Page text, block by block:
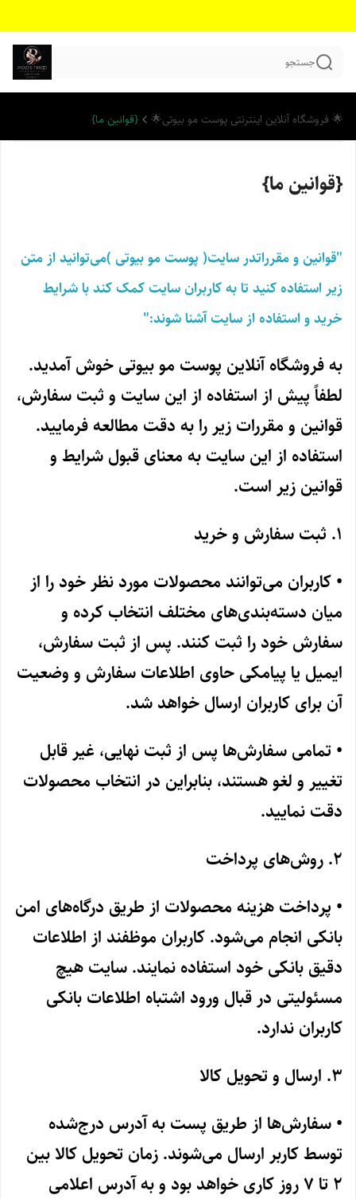
جستجو
🌟 فروشگاه آنلاین اینترنتی پوست مو بیوتی🌟 {قوانین ما}
{قوانین ما}
"قوانین و مقرراتدر سایت( پوست مو بیوتی )می‌توانید از متن
زیر استفاده کنید تا به کاربران سایت کمک کند با شرایط
خرید و استفاده از سایت آشنا شوند:"
به فروشگاه آنلاین پوست مو بیوتی خوش آمدید.
لطفاً پیش از استفاده از این سایت و ثبت سفارش،
قوانین و مقررات زیر را به دقت مطالعه فرمایید.
استفاده از این سایت به معنای قبول شرایط و
قوانین زیر است.
1. ثبت سفارش و خرید
• کاربران می‌توانند محصولات مورد نظر خود را از
میان دسته‌بندی‌های مختلف انتخاب کرده و
سفارش خود را ثبت کنند. پس از ثبت سفارش،
ایمیل یا پیامکی حاوی اطلاعات سفارش و وضعیت
آن برای کاربران ارسال خواهد شد.
• تمامی سفارش‌ها پس از ثبت نهایی، غیر قابل
تغییر و لغو هستند، بنابراین در انتخاب محصولات
دقت نمایید.
2. روش‌های پرداخت
• پرداخت هزینه محصولات از طریق درگاه‌های امن
بانکی انجام می‌شود. کاربران موظفند از اطلاعات
دقیق بانکی خود استفاده نمایند. سایت هیچ
مسئولیتی در قبال ورود اشتباه اطلاعات بانکی
کاربران ندارد.
3. ارسال و تحویل کالا
• سفارش‌ها از طریق پست به آدرس درج‌شده
توسط کاربر ارسال می‌شوند. زمان تحویل کالا بین
۲ تا ۷ روز کاری خواهد بود و به آدرس اعلامی